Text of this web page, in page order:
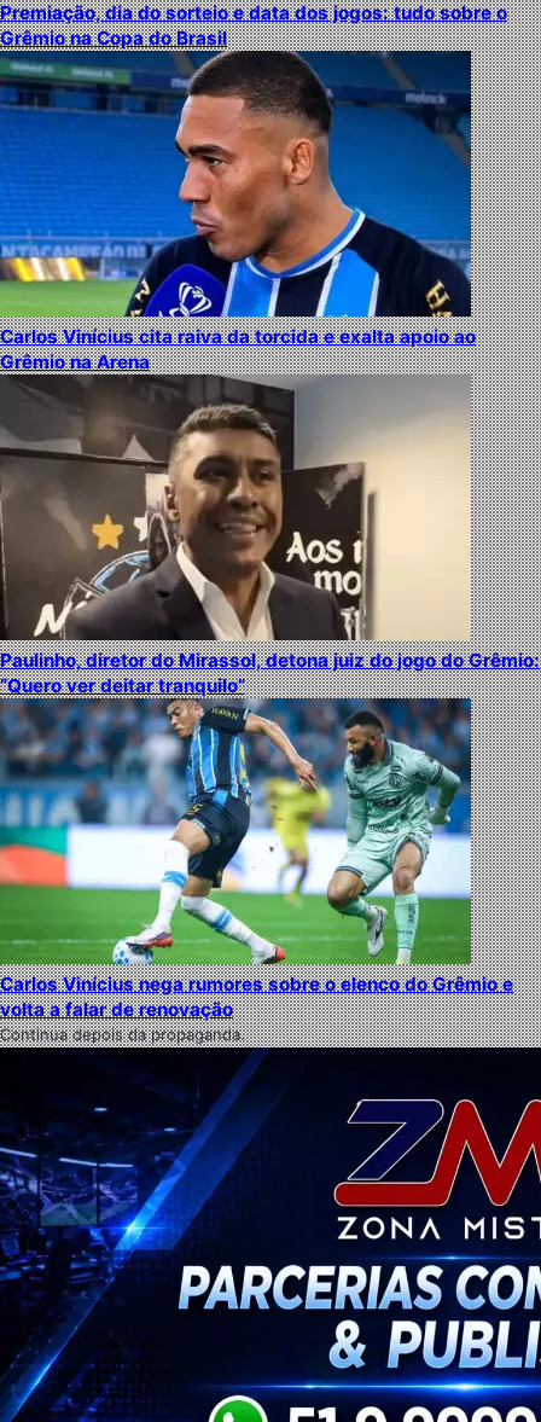
Premiação, dia do sorteio e data dos jogos: tudo sobre o
Grêmio na Copa do Brasil
Carlos Vinícius cita raiva da torcida e exalta apoio ao
Grêmio na Arena
Paulinho, diretor do Mirassol, detona juiz do jogo do Grêmio:
“Quero ver deitar tranquilo”
Carlos Vinícius nega rumores sobre o elenco do Grêmio e
volta a falar de renovação
Continua depois da propaganda.